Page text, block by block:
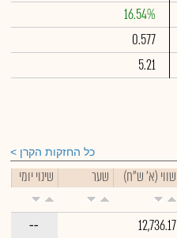
16.54%
0.577
5.21
כל החזקות הקרן
שווי (א' ש"ח) שער שינוי יומי
12,736.17
--